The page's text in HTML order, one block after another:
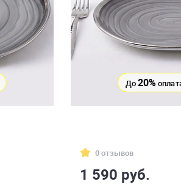
До20%
0 отзывов
1 590 руб.